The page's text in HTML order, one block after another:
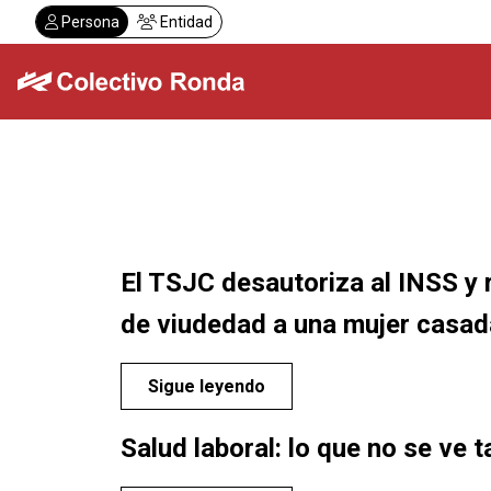
Pasar
al
contenido
principal
Persona Entidad
El TSJC desautoriza al INSS y
de viudedad a una mujer
Sigue leyendo
Salud laboral: lo que no se ve